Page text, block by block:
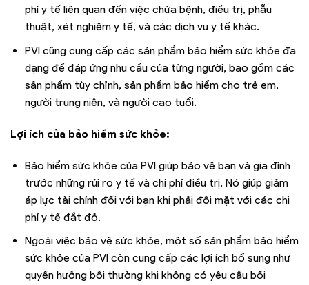
phí y tế liên quan đến việc chữa bệnh, điều trị, phẫu
thuật, xét nghiệm y tế, và các dịch vụ y tế khác.
PVI cũng cung cấp các sản phẩm bảo hiểm sức khỏe đa
dạng để đáp ứng nhu cầu của từng người, bao gồm các
sản phẩm tùy chỉnh, sản phẩm bảo hiểm cho trẻ em,
người trung niên, và người cao tuổi.
Lợi ích của bảo hiểm sức khỏe:
Bảo hiểm sức khỏe của PVI giúp bảo vệ bạn và gia đình
trước những rủi ro y tế và chi phí điều trị. Nó giúp giảm
áp lực tài chính đối với bạn khi phải đối mặt với các chi
phí y tế đắt đỏ.
Ngoài việc bảo vệ sức khỏe, một số sản phẩm bảo hiểm
sức khỏe của PVI còn cung cấp các lợi ích bổ sung như
quyền hưởng bồi thường khi không có yêu cầu bồi